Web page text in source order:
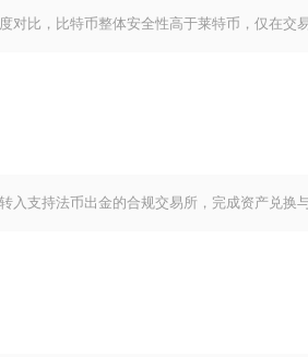
比，比特币整体安全性高于莱特币，仅在交
支持法币出金的合规交易所，完成资产兑换